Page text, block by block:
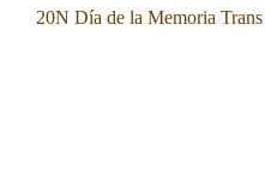
20N Día de la Memoria Trans